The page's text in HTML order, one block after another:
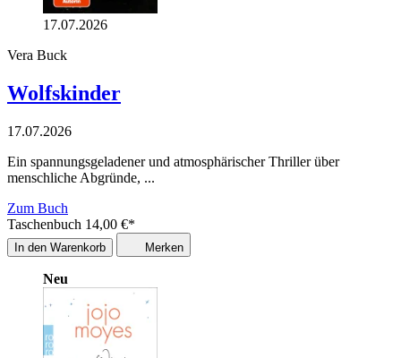
17.07.2026
Vera Buck
Wolfskinder
17.07.2026
Ein spannungsgeladener und atmosphärischer Thriller über
menschliche Abgründe, ...
Zum Buch
Taschenbuch 14,00 €*
In den Warenkorb Merken
Neu